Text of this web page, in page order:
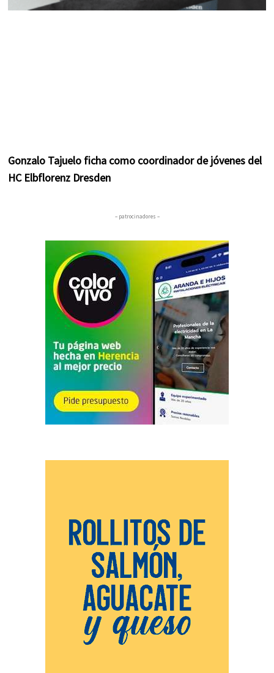
Gonzalo Tajuelo ficha como coordinador de jóvenes del
HC Elbflorenz Dresden
– patrocinadores –